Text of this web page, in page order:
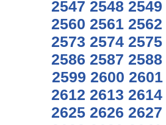
2547 2548 2549
2560 2561 2562
2573 2574 2575
2586 2587 2588
2599 2600 2601
2612 2613 2614
2625 2626 2627